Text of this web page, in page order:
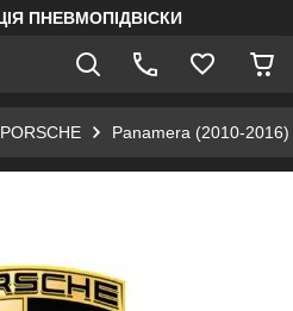
ПНЕВМОПІДВІСКИ
PORSCHE Panamera (2010-2016)